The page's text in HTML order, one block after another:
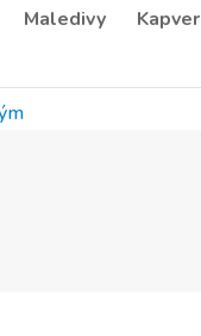
Maledivy